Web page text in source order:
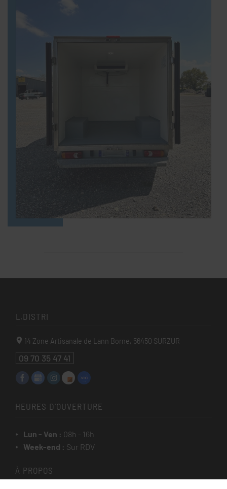
L.DISTRI
14 Zone Artisanale de Lann Borne, 56450 SURZUR
09 70 35 47 41
HEURES D'OUVERTURE
Lun - Ven : 08h - 16h
Week-end : Sur RDV
À PROPOS